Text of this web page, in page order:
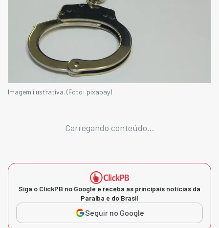
Imagem ilustrativa. (Foto: pixabay)
Carregando conteúdo...
Siga o ClickPB no Google e receba as principais notícias da
Paraíba e do Brasil
Seguir no Google